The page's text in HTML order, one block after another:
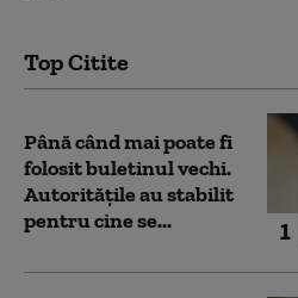
Top Citite
1
Până când mai poate fi
folosit buletinul vechi.
Autoritățile au stabilit
pentru cine se...